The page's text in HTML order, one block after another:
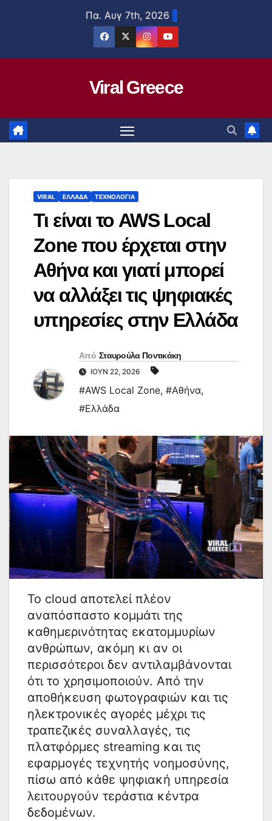
Πα. Αυγ 7th, 2026
Viral Greece
VIRAL ΕΛΛΑΔΑ ΤΕΧΝΟΛΟΓΙΑ
Τι είναι το AWS Local
Zone που έρχεται στην
Αθήνα και γιατί μπορεί
να αλλάξει τις ψηφιακές
υπηρεσίες στην Ελλάδα
Από Σταυρούλα Ποντικάκη
ΙΟΎΝ 22, 2026
#AWS Local Zone, #Αθήνα,
#Ελλάδα
Το cloud αποτελεί πλέον
αναπόσπαστο κομμάτι της
καθημερινότητας εκατομμυρίων
ανθρώπων, ακόμη κι αν οι
περισσότεροι δεν αντιλαμβάνονται
ότι το χρησιμοποιούν. Από την
αποθήκευση φωτογραφιών και τις
ηλεκτρονικές αγορές μέχρι τις
τραπεζικές συναλλαγές, τις
πλατφόρμες streaming και τις
εφαρμογές τεχνητής νοημοσύνης,
πίσω από κάθε ψηφιακή υπηρεσία
λειτουργούν τεράστια κέντρα
δεδομένων.